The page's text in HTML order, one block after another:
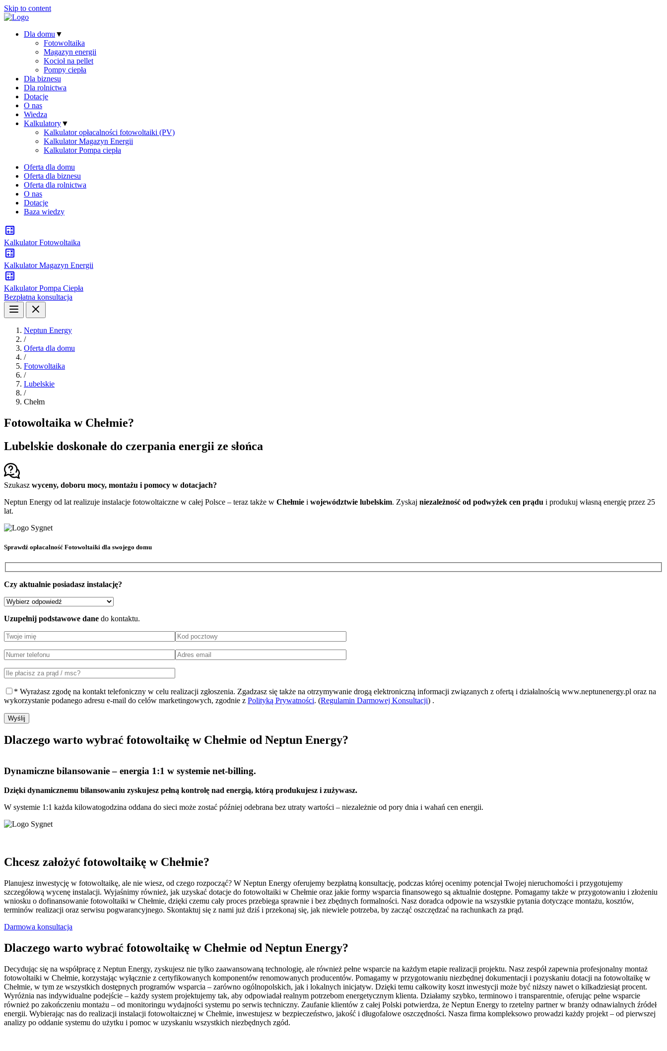
Skip to content
Dla domu ▼
Fotowoltaika
Magazyn energii
Kocioł na pellet
Pompy ciepła
Dla biznesu
Dla rolnictwa
Dotacje
O nas
Wiedza
Kalkulatory▼
Kalkulator opłacalności fotowoltaiki (PV)
Kalkulator Magazyn Energii
Kalkulator Pompa ciepła
Oferta dla domu
Oferta dla biznesu
Oferta dla rolnictwa
O nas
Dotacje
Baza wiedzy
Kalkulator Fotowoltaika
Kalkulator Magazyn Energii
Kalkulator Pompa Ciepła
Bezpłatna konsultacja
Neptun Energy
/
Oferta dla domu
/
Fotowoltaika
/
Lubelskie
/
Chełm
Fotowoltaika w Chełmie?
Lubelskie doskonałe do czerpania energii ze słońca
Szukasz wyceny, doboru mocy, montażu i pomocy w dotacjach?
Neptun Energy od lat realizuje instalacje fotowoltaiczne w całej Polsce – teraz także w Chełmie i województwie lubelskim. Zyskaj niezależność od podwyżek cen prądu i produkuj własną energię przez 25
lat.
Sprawdź opłacalność Fotowoltaiki dla swojego domu
Czy aktualnie posiadasz instalację?
Uzupełnij podstawowe dane do kontaktu.
* Wyrażasz zgodę na kontakt telefoniczny w celu realizacji zgłoszenia. Zgadzasz się także na otrzymywanie drogą elektroniczną informacji związanych z ofertą i działalnością www.neptunenergy.pl oraz na
wykorzystanie podanego adresu e-mail do celów marketingowych, zgodnie z Polityką Prywatności. (Regulamin Darmowej Konsultacji) .
Wyślij
Dlaczego warto wybrać fotowoltaikę w Chełmie od Neptun Energy?
Dynamiczne bilansowanie– energia 1:1 w systemie net-billing.
Dzięki dynamicznemu bilansowaniu zyskujesz pełną kontrolę nad energią, którą produkujesz i zużywasz.
W systemie 1:1 każda kilowatogodzina oddana do sieci może zostać później odebrana bez utraty wartości – niezależnie od pory dnia i wahań cen energii.
Chcesz założyć fotowoltaikę w Chełmie?
Planujesz inwestycję w fotowoltaikę, ale nie wiesz, od czego rozpocząć? W Neptun Energy oferujemy bezpłatną konsultację, podczas której ocenimy potencjał Twojej nieruchomości i przygotujemy
szczegółową wycenę instalacji. Wyjaśnimy również, jak uzyskać dotacje do fotowoltaiki w Chełmie oraz jakie formy wsparcia finansowego są aktualnie dostępne. Pomagamy także w przygotowaniu i złożeniu
wniosku o dofinansowanie fotowoltaiki w Chełmie, dzięki czemu cały proces przebiega sprawnie i bez zbędnych formalności. Nasz doradca odpowie na wszystkie pytania dotyczące montażu, kosztów,
terminów realizacji oraz serwisu pogwarancyjnego. Skontaktuj się z nami już dziś i przekonaj się, jak niewiele potrzeba, by zacząć oszczędzać na rachunkach za prąd.
Darmowa konsultacja
Dlaczego warto wybrać fotowoltaikę w Chełmie od Neptun Energy?
Decydując się na współpracę z Neptun Energy, zyskujesz nie tylko zaawansowaną technologię, ale również pełne wsparcie na każdym etapie realizacji projektu. Nasz zespół zapewnia profesjonalny montaż
fotowoltaiki w Chełmie, korzystając wyłącznie z certyfikowanych komponentów renomowanych producentów. Pomagamy w przygotowaniu niezbędnej dokumentacji i pozyskaniu dotacji na fotowoltaikę w
Chełmie, w tym ze wszystkich dostępnych programów wsparcia – zarówno ogólnopolskich, jak i lokalnych inicjatyw. Dzięki temu całkowity koszt inwestycji może być niższy nawet o kilkadziesiąt procent.
Wyróżnia nas indywidualne podejście – każdy system projektujemy tak, aby odpowiadał realnym potrzebom energetycznym klienta. Działamy szybko, terminowo i transparentnie, oferując pełne wsparcie
również po zakończeniu montażu – od monitoringu wydajności systemu po serwis techniczny. Zaufanie klientów z całej Polski potwierdza, że Neptun Energy to rzetelny partner w branży odnawialnych źródeł
energii. Wybierając nas do realizacji instalacji fotowoltaicznej w Chełmie, inwestujesz w bezpieczeństwo, jakość i długofalowe oszczędności. Nasza firma kompleksowo prowadzi każdy projekt – od pierwszej
analizy po oddanie systemu do użytku i pomoc w uzyskaniu wszystkich niezbędnych zgód.